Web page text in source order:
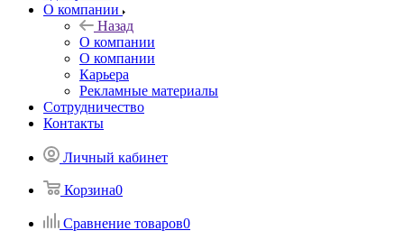
О компании
Назад
О компании
О компании
Карьера
Рекламные материалы
Сотрудничество
Контакты
Личный кабинет
Корзина0
Сравнение товаров0